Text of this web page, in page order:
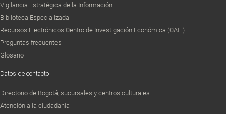
Vigilancia Estratégica de la Información
Biblioteca Especializada
Recursos Electrónicos Centro de Investigación Económica (CAIE)
Preguntas frecuentes
Glosario
Datos de contacto
Directorio de Bogotá, sucursales y centros culturales
Atención a la ciudadanía